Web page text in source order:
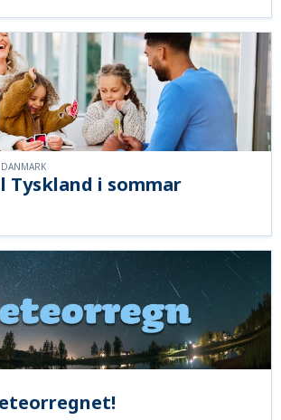
Tyskland i sommar